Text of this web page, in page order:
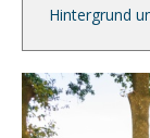
Hintergrund